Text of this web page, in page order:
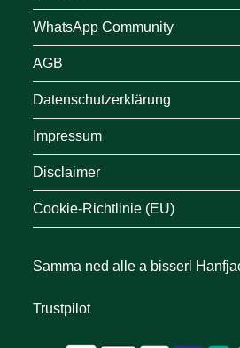
WhatsApp Community
AGB
Datenschutzerklärung
Impressum
Disclaimer
Cookie-Richtlinie (EU)
Samma ned alle a bisserl
Trustpilot